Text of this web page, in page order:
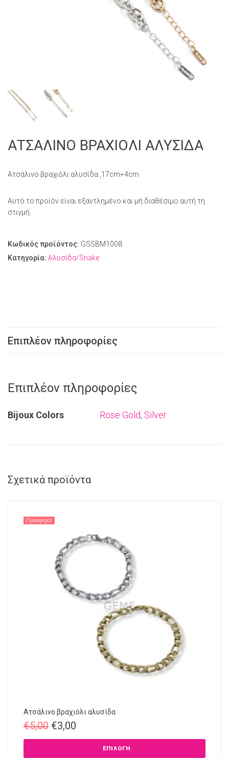
ΑΤΣΑΛΙΝΟ ΒΡΑΧΙΟΛΙ ΑΛΥΣΙΔΑ
Ατσάλινο βραχιόλι αλυσίδα ,17cm+4cm
Αυτό το προϊόν είναι εξαντλημένο και μή διαθέσιμο αυτή τη
στιγμή.
Κωδικός προϊόντος: GSSBM1008
Κατηγορία: Αλυσίδα/Snake
Επιπλέον πληροφορίες
Επιπλέον πληροφορίες
Bijoux Colors Rose Gold, Silver
Σχετικά προϊόντα
Προσφορά!
Ατσάλινο βραχιόλι αλυσίδα
€5,00 €3,00
ΕΠΙΛΟΓΉ